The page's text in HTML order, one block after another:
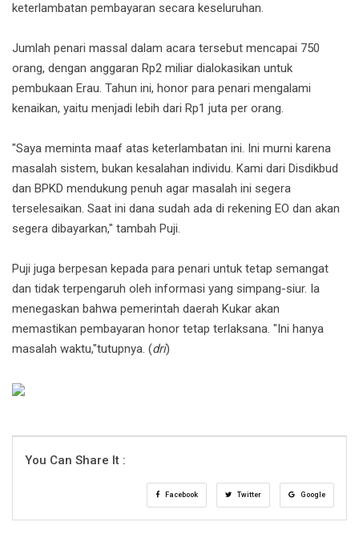
keterlambatan pembayaran secara keseluruhan.
Jumlah penari massal dalam acara tersebut mencapai 750
orang, dengan anggaran Rp2 miliar dialokasikan untuk
pembukaan Erau. Tahun ini, honor para penari mengalami
kenaikan, yaitu menjadi lebih dari Rp1 juta per orang.
"Saya meminta maaf atas keterlambatan ini. Ini murni karena
masalah sistem, bukan kesalahan individu. Kami dari Disdikbud
dan BPKD mendukung penuh agar masalah ini segera
terselesaikan. Saat ini dana sudah ada di rekening EO dan akan
segera dibayarkan," tambah Puji.
Puji juga berpesan kepada para penari untuk tetap semangat
dan tidak terpengaruh oleh informasi yang simpang-siur. Ia
menegaskan bahwa pemerintah daerah Kukar akan
memastikan pembayaran honor tetap terlaksana. "Ini hanya
masalah waktu,"tutupnya. (dri)
You Can Share It :
Facebook Twitter Google